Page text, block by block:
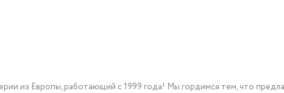
из Европы, работающий с 1999 года! Мы гордимся тем, что